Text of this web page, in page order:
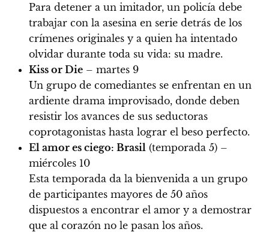
Para detener a un imitador, un policía debe
trabajar con la asesina en serie detrás de los
crímenes originales y a quien ha intentado
olvidar durante toda su vida: su madre.
Kiss or Die – martes 9
Un grupo de comediantes se enfrentan en un
ardiente drama improvisado, donde deben
resistir los avances de sus seductoras
coprotagonistas hasta lograr el beso perfecto.
El amor es ciego: Brasil (temporada 5) –
miércoles 10
Esta temporada da la bienvenida a un grupo
de participantes mayores de 50 años
dispuestos a encontrar el amor y a demostrar
que al corazón no le pasan los años.